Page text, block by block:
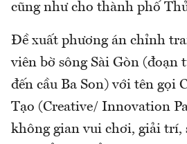
cũng như cho thành phố
Đề xuất phương án chỉnh
viên bờ sông Sài Gòn (đoạn
đến cầu Ba Son) với tên gọi
Tạo (Creative/ Innovation
không gian vui chơi, giải trí,